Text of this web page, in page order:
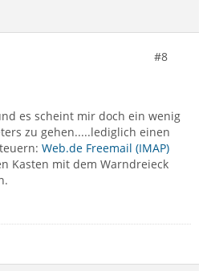
#8
es scheint mir doch ein wenig
zu gehen.....lediglich einen
Web.de Freemail (IMAP)
Kasten mit dem Warndreieck